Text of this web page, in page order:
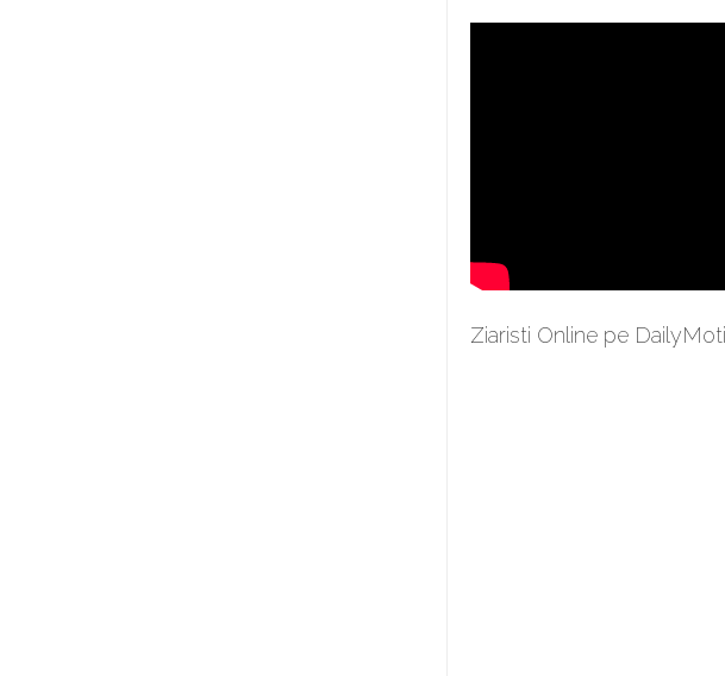
Ziaristi Online pe